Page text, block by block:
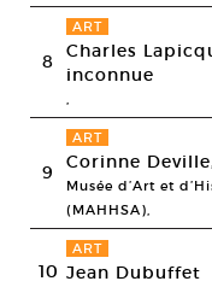
8
ART
Charles
inconnue
,
9
ART
Corinne
Musée d’Art et
(MAHHSA),
10
ART
Jean Dubuffet